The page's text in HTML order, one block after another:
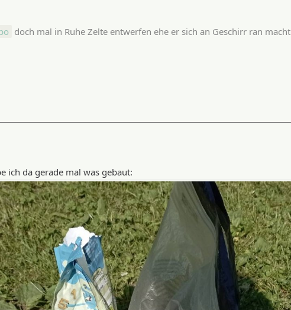
doch mal in Ruhe Zelte entwerfen ehe er sich an Geschirr ran macht
ich da gerade mal was gebaut: